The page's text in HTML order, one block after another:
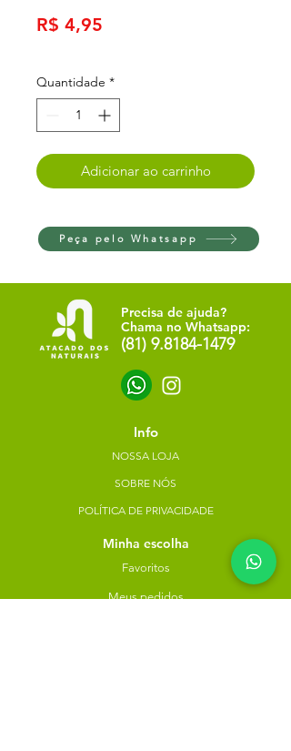
R$ 4,95
Quantidade *
Adicionar ao carrinho
Peça pelo Whatsapp
Precisa de ajuda?
Chama no Whatsapp:
(81) 9.8184-1479
Info
NOSSA LOJA
SOBRE NÓS
POLÍTICA DE PRIVACIDADE
Minha escolha
Favoritos
Meus pedidos